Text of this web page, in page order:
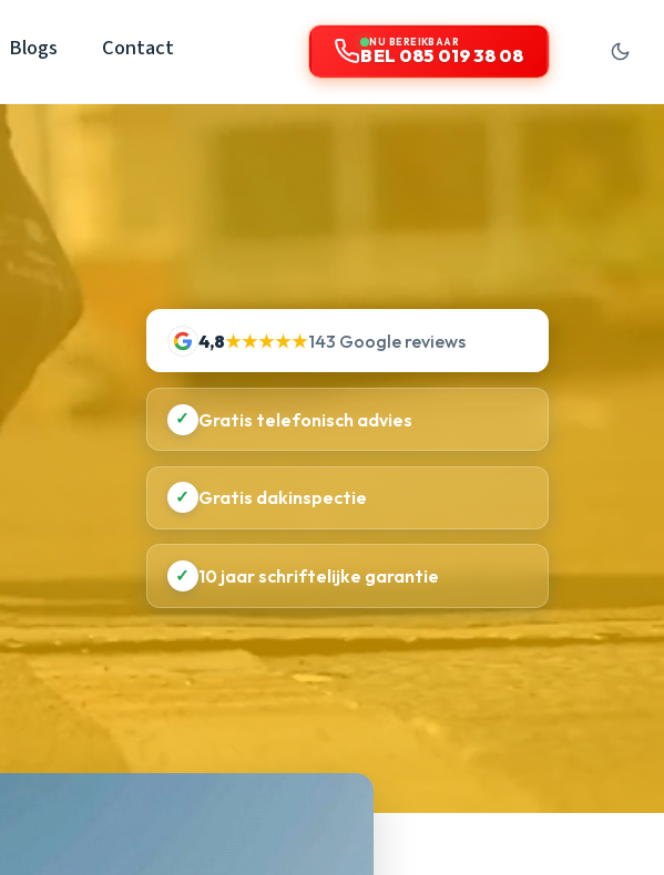
Blogs Contact NU BEREIKBAAR
BEL 085 019 38 08
4,8★★★★★143 Google reviews
✓ Gratis telefonisch advies
✓ Gratis dakinspectie
✓ 10 jaar schriftelijke garantie